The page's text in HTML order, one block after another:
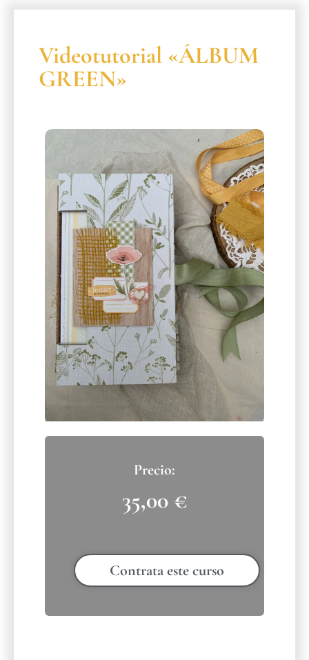
Videotutorial «ÁLBUM
GREEN»
35,00 €
Contrata este curso